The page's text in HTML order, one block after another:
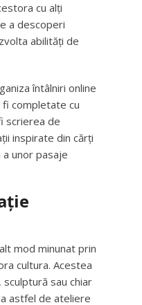
cu alți
a descoperi
abilități de
întâlniri online
completate cu
scrierea de
inspirate din cărți
a unor pasaje
mod minunat prin
cultura. Acestea
sau chiar
astfel de ateliere